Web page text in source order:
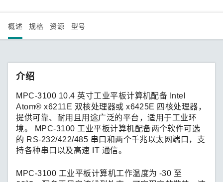
概述 规格 资源 型号
介绍
MPC-3100 10.4 英寸工业平板计算机配备 Intel
Atom® x6211E 双核处理器或 x6425E 四核处理器，
提供可靠、耐用且用途广泛的平台，适用于工业环
境。 MPC-3100 工业平板计算机配备两个软件可选
的 RS-232/422/485 串口和两个千兆以太网端口，支
持各种串口以及高速 IT 通信。
MPC-3100 工业平板计算机工作温度为 -30 至